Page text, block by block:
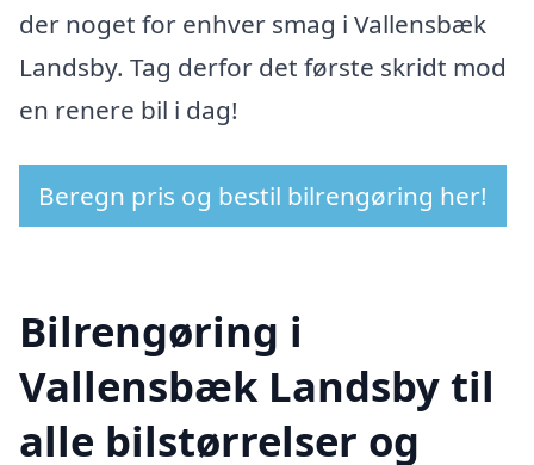
der noget for enhver smag i Vallensbæk
Landsby. Tag derfor det første skridt mod
en renere bil i dag!
Beregn pris og bestil bilrengøring her!
Bilrengøring i
Vallensbæk Landsby til
alle bilstørrelser og